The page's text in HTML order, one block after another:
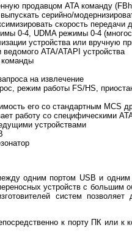
продавцом ATA команду
серийно/
скорость передачи
0-4, UDMA режимы 0-4
устройства или вручную
ATA/ATAPI устройства
команды
на извлечение
режим работы FS/HS,
его со стандартным MCS
работу со специфическими
устройствами
одним портом USB и
устройств с
систем
к порту ПК или